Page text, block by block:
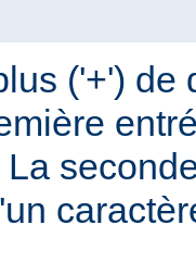
('+') de